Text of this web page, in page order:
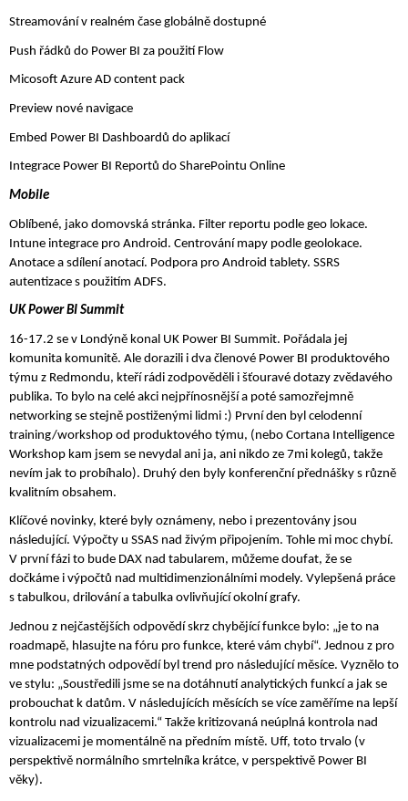
Streamování v realném čase globálně dostupné
Push řádků do Power BI za použití Flow
Micosoft Azure AD content pack
Preview nové navigace
Embed Power BI Dashboardů do aplikací
Integrace Power BI Reportů do SharePointu Online
Mobile
Oblíbené, jako domovská stránka. Filter reportu podle geo lokace.
Intune integrace pro Android. Centrování mapy podle geolokace.
Anotace a sdílení anotací. Podpora pro Android tablety. SSRS
autentizace s použitím ADFS.
UK Power BI Summit
16-17.2 se v Londýně konal UK Power BI Summit. Pořádala jej
komunita komunitě. Ale dorazili i dva členové Power BI produktového
týmu z Redmondu, kteří rádi zodpověděli i šťouravé dotazy zvědavého
publika. To bylo na celé akci nejpřínosnější a poté samozřejmně
networking se stejně postiženými lidmi :) První den byl celodenní
training/workshop od produktového týmu, (nebo Cortana Intelligence
Workshop kam jsem se nevydal ani ja, ani nikdo ze 7mi kolegů, takže
nevím jak to probíhalo). Druhý den byly konferenční přednášky s různě
kvalitním obsahem.
Klíčové novinky, které byly oznámeny, nebo i prezentovány jsou
následující. Výpočty u SSAS nad živým připojením. Tohle mi moc chybí.
V první fázi to bude DAX nad tabularem, můžeme doufat, že se
dočkáme i výpočtů nad multidimenzionálními modely. Vylepšená práce
s tabulkou, drilování a tabulka ovlivňující okolní grafy.
Jednou z nejčastějších odpovědí skrz chybějící funkce bylo: „je to na
roadmapě, hlasujte na fóru pro funkce, které vám chybí“. Jednou z pro
mne podstatných odpovědí byl trend pro následující měsíce. Vyznělo to
ve stylu: „Soustředili jsme se na dotáhnutí analytických funkcí a jak se
probouchat k datům. V následujících měsících se více zaměříme na lepší
kontrolu nad vizualizacemi.“ Takže kritizovaná neúplná kontrola nad
vizualizacemi je momentálně na předním místě. Uff, toto trvalo (v
perspektivě normálního smrtelníka krátce, v perspektivě Power BI
věky).